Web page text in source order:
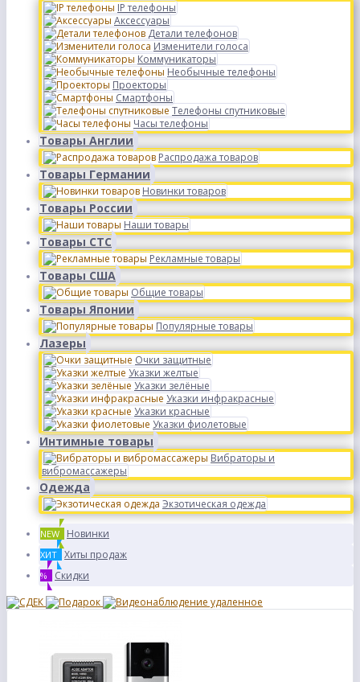
IP телефоны
Аксессуары
Детали телефонов
Изменители голоса
Коммуникаторы
Необычные телефоны
Проекторы
Смартфоны
Телефоны спутниковые
Часы телефоны
Товары Англии
Распродажа товаров
Товары Германии
Новинки товаров
Товары России
Наши товары
Товары СТС
Рекламные товары
Товары США
Общие товары
Товары Японии
Популярные товары
Лазеры
Очки защитные
Указки желтые
Указки зелёные
Указки инфракрасные
Указки красные
Указки фиолетовые
Интимные товары
Вибраторы и
вибромассажеры
Одежда
Экзотическая одежда
NEW Новинки
ХИТ Хиты продаж
% Скидки